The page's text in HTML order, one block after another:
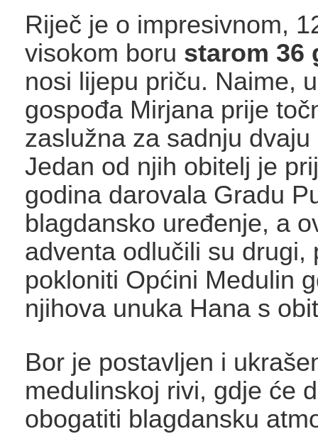
Riječ je o impresivnom,
visokom boru starom 36
nosi lijepu priču. Naime,
gospođa Mirjana prije
zaslužna za sadnju dvaju
Jedan od njih obitelj je
godina darovala Gradu
blagdansko uređenje, a
adventa odlučili su drugi,
pokloniti Općini Medulin
njihova unuka Hana s
Bor je postavljen i
medulinskoj rivi, gdje će
obogatiti blagdansku